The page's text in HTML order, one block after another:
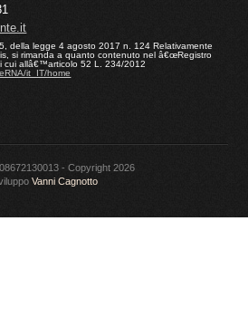
della legge 4 agosto 2017 n. 124 Relativamente
si rimanda a quanto contenuto nel â€œRegistro
cui allâ€™articolo 52 L. 234/2012
it_IT/home
- Copyright 2026
Vanni Cagnotto